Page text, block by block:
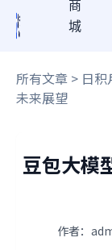
商
城
所有文章 > 日积
未来展望
豆包大模
作者：